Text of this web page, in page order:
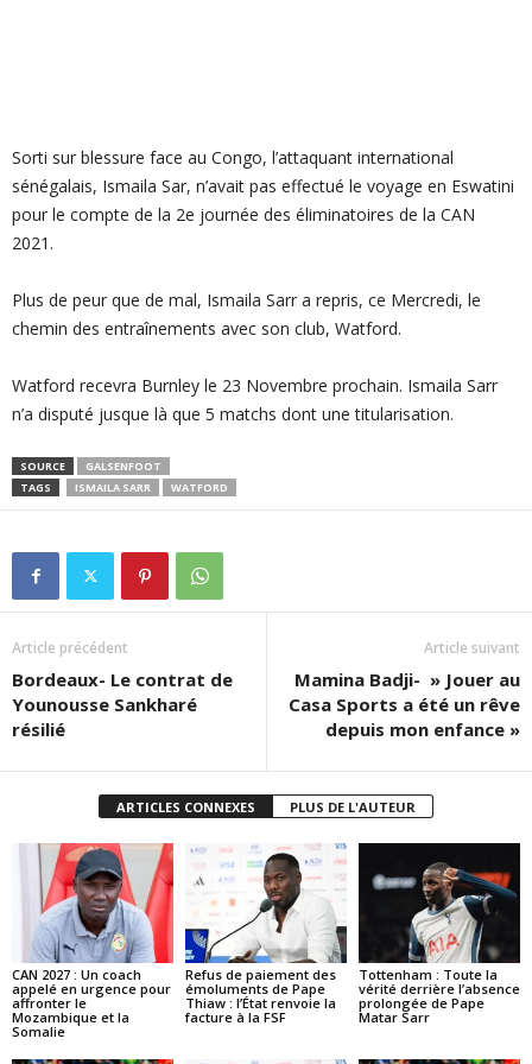
Sorti sur blessure face au Congo, l’attaquant international
sénégalais, Ismaila Sar, n’avait pas effectué le voyage en Eswatini
pour le compte de la 2e journée des éliminatoires de la CAN
2021.
Plus de peur que de mal, Ismaila Sarr a repris, ce Mercredi, le
chemin des entraînements avec son club, Watford.
Watford recevra Burnley le 23 Novembre prochain. Ismaila Sarr
n’a disputé jusque là que 5 matchs dont une titularisation.
SOURCE
GALSENFOOT
TAGS
ISMAILA SARR WATFORD
Article précédent
Bordeaux- Le contrat de
Younousse Sankharé
résilié
Article suivant
Mamina Badji- » Jouer au
Casa Sports a été un rêve
depuis mon enfance »
ARTICLES CONNEXES PLUS DE L'AUTEUR
CAN 2027 : Un coach
appelé en urgence pour
affronter le
Mozambique et la
Somalie
Refus de paiement des
émoluments de Pape
Thiaw : l’État renvoie la
facture à la FSF
Tottenham : Toute la
vérité derrière l’absence
prolongée de Pape
Matar Sarr